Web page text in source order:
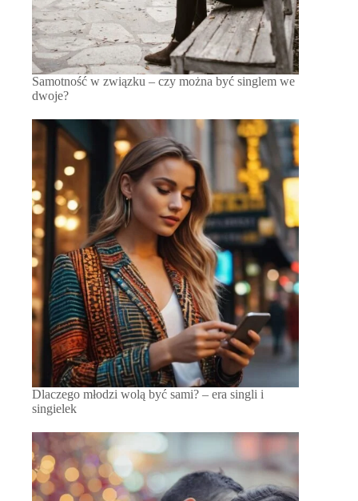
Samotność w związku – czy można być singlem we
dwoje?
Dlaczego młodzi wolą być sami? – era singli i
singielek